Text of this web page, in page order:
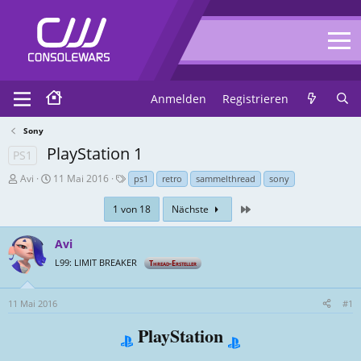
Anmelden Registrieren
Sony
PS1 PlayStation 1
T
e
a
d
-
E
r
Avi
E
t
e
u
n
11 Mai 2016
T
g
s
ps1 retro sammelthread sony
1 von 18 Nächste
Avi
L99: LIMIT BREAKER Thread-Ersteller
11 Mai 2016 #1
PlayStation